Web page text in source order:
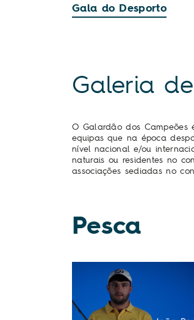
Gala do Desporto
Galeria de
O Galardão dos
equipas que na época
nível nacional e/ou
naturais ou residentes no
associações sediadas no
Pesca